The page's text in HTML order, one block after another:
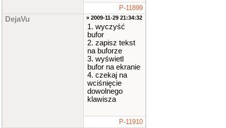
P-11899
DejaVu » 2009-11-29 21:34:32
1. wyczyść
bufor
2. zapisz tekst
na buforze
3. wyświetl
bufor na ekranie
4. czekaj na
wciśnięcie
dowolnego
klawisza
P-11910